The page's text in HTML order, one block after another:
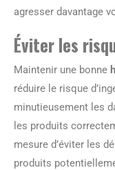
agresser davantage
Éviter les
Maintenir une bonne
réduire le risque
minutieusement les
les produits
mesure d’éviter les
produits